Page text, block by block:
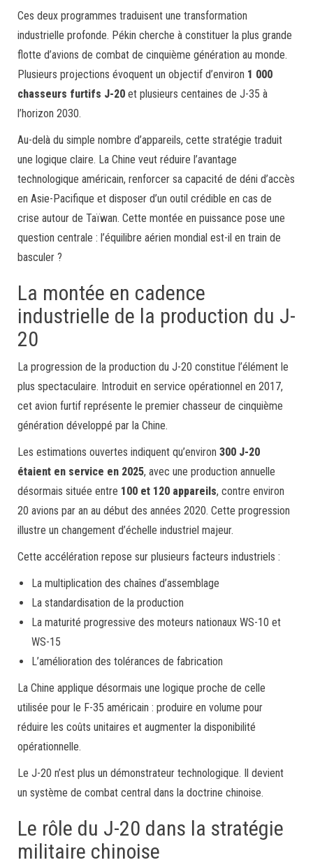
Ces deux programmes traduisent une transformation
industrielle profonde. Pékin cherche à constituer la plus grande
flotte d’avions de combat de cinquième génération au monde.
Plusieurs projections évoquent un objectif d’environ 1 000
chasseurs furtifs J-20 et plusieurs centaines de J-35 à
l’horizon 2030.
Au-delà du simple nombre d’appareils, cette stratégie traduit
une logique claire. La Chine veut réduire l’avantage
technologique américain, renforcer sa capacité de déni d’accès
en Asie-Pacifique et disposer d’un outil crédible en cas de
crise autour de Taïwan. Cette montée en puissance pose une
question centrale : l’équilibre aérien mondial est-il en train de
basculer ?
La montée en cadence
industrielle de la production du J-
20
La progression de la production du J-20 constitue l’élément le
plus spectaculaire. Introduit en service opérationnel en 2017,
cet avion furtif représente le premier chasseur de cinquième
génération développé par la Chine.
Les estimations ouvertes indiquent qu’environ 300 J-20
étaient en service en 2025, avec une production annuelle
désormais située entre 100 et 120 appareils, contre environ
20 avions par an au début des années 2020. Cette progression
illustre un changement d’échelle industriel majeur.
Cette accélération repose sur plusieurs facteurs industriels :
La multiplication des chaînes d’assemblage
La standardisation de la production
La maturité progressive des moteurs nationaux WS-10 et
WS-15
L’amélioration des tolérances de fabrication
La Chine applique désormais une logique proche de celle
utilisée pour le F-35 américain : produire en volume pour
réduire les coûts unitaires et augmenter la disponibilité
opérationnelle.
Le J-20 n’est plus un démonstrateur technologique. Il devient
un système de combat central dans la doctrine chinoise.
Le rôle du J-20 dans la stratégie
militaire chinoise